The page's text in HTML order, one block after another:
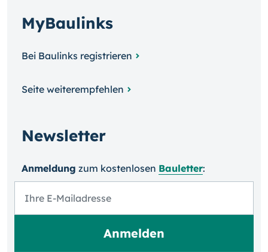
MyBaulinks
Bei Baulinks registrieren
Seite weiterempfehlen
Newsletter
Anmeldung zum kosten­losen Bauletter: